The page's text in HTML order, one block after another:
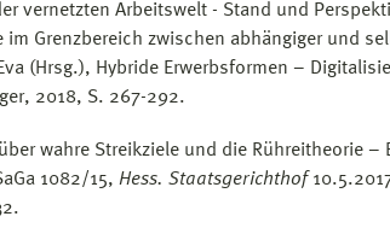
vernetzten Arbeitswelt - Stand und
Grenzbereich zwischen abhängiger und
(Hrsg.), Hybride Erwerbsformen –
2018, S. 267-292.
wahre Streikziele und die Rühreitheorie –
1082/15, Hess. Staatsgerichthof